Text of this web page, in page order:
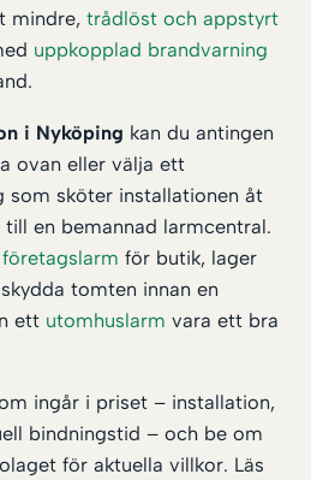
mindre, trådlöst och appstyrt
uppkopplad brandvarning
i Nyköping kan du antingen
ovan eller välja ett
som sköter installationen åt
en bemannad larmcentral.
företagslarm för butik, lager
tomten innan en
ett utomhuslarm vara ett bra
ingår i priset – installation,
bindningstid – och be om
för aktuella villkor. Läs